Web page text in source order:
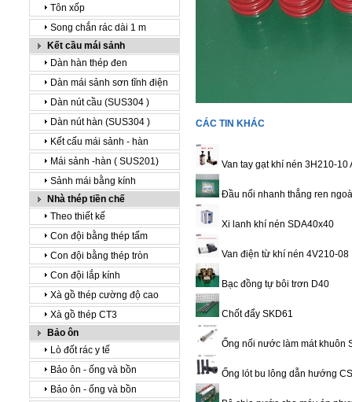
Tôn xốp
Song chắn rác dài 1 m
Kết cầu mái sảnh
Dàn hàn thép đen
Dàn mái sảnh sơn tĩnh điện
Dàn nút cầu (SUS304 )
Dàn nút hàn (SUS304 )
Kết cấu mái sảnh - hàn
Mái sảnh -hàn ( SUS201)
Sảnh mái bằng kính
Nhà thép tiền chế
Theo thiết kế
Con đội bằng thép tấm
Con đội bằng thép tròn
Con đội lắp kính
Xà gồ thép cường độ cao
Xà gồ thép CT3
Bảo ôn
Lò đốt rác y tế
Bảo ôn - ống và bồn
Bảo ôn - ống và bồn
CÁC TIN KHÁC
Van tay gạt khí nén 3H210-10
Đầu nối nhanh thẳng ren
Xi lanh khí nén SDA40x40
Van điện từ khí nén 4V210-08
Bạc đồng tự bôi trơn D40
Chốt đẩy SKD61
Ống nối nước làm mát khuôn
Ống lót bu lông dẫn hướng